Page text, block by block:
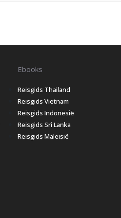
Ebooks
Reisgids Thailand
Reisgids Vietnam
Reisgids Indonesië
Reisgids Sri Lanka
Reisgids Maleisië